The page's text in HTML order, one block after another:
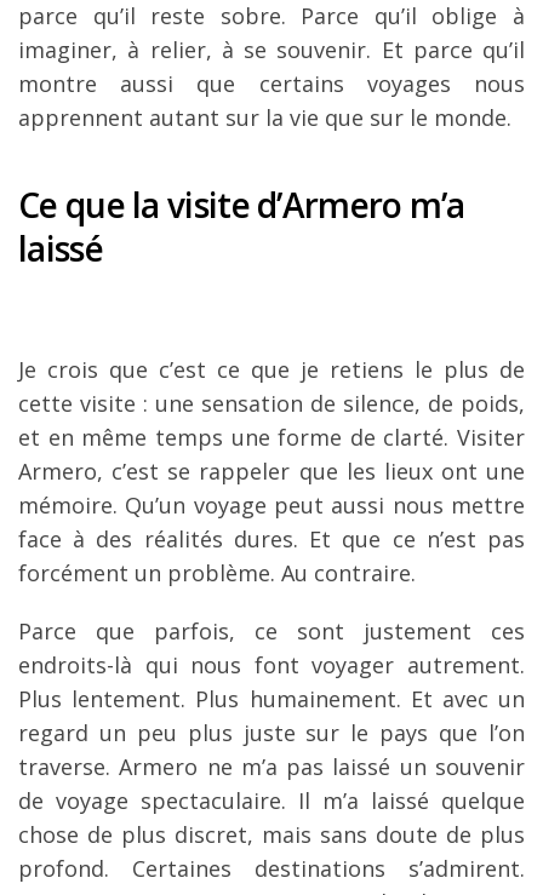
parce qu’il reste sobre. Parce qu’il oblige à
imaginer, à relier, à se souvenir. Et parce qu’il
montre aussi que certains voyages nous
apprennent autant sur la vie que sur le monde.
Ce que la visite d’Armero m’a
laissé
Je crois que c’est ce que je retiens le plus de
cette visite : une sensation de silence, de poids,
et en même temps une forme de clarté. Visiter
Armero, c’est se rappeler que les lieux ont une
mémoire. Qu’un voyage peut aussi nous mettre
face à des réalités dures. Et que ce n’est pas
forcément un problème. Au contraire.
Parce que parfois, ce sont justement ces
endroits-là qui nous font voyager autrement.
Plus lentement. Plus humainement. Et avec un
regard un peu plus juste sur le pays que l’on
traverse. Armero ne m’a pas laissé un souvenir
de voyage spectaculaire. Il m’a laissé quelque
chose de plus discret, mais sans doute de plus
profond. Certaines destinations s’admirent.